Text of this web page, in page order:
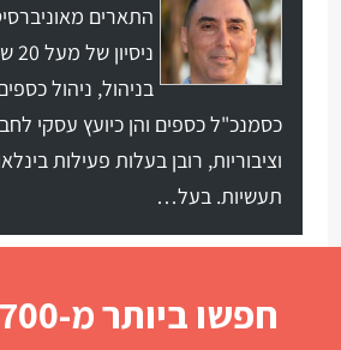
התארים
בניהול, ניהול
כסמנכ"ל כספים והן כיועץ עסקי
וציבוריות, רובן בעלות פעילות
תעשיות. בעל…
חפשו ביותר מ-700 מאמרים